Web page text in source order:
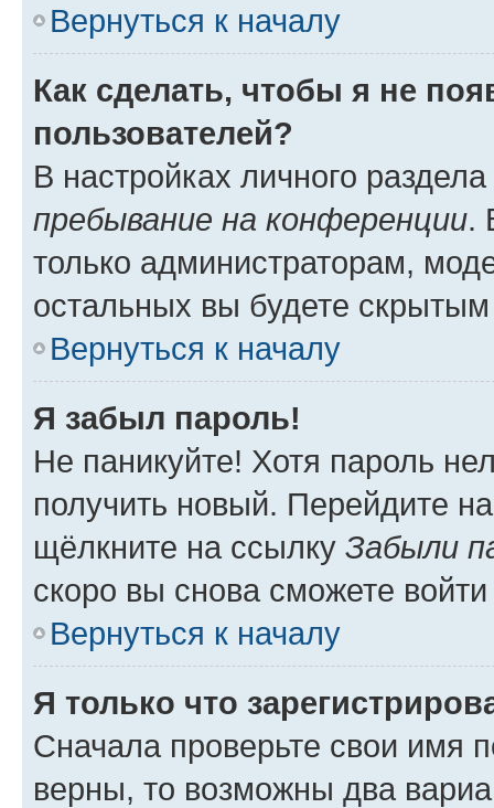
Вернуться к началу
Как сделать, чтобы я не
пользователей?
В настройках личного
пребывание на конференции.
только администраторам,
остальных вы будете
Вернуться к началу
Я забыл пароль!
Не паникуйте! Хотя пароль
получить новый. Перейдите
щёлкните на ссылку Забыли
скоро вы снова сможете
Вернуться к началу
Я только что
Сначала проверьте свои имя
верны, то возможны два